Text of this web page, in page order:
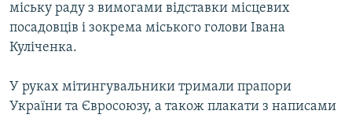
Усі сайти RFE/RL
міську раду з вимогами відставки місцевих
посадовців і зокрема міського голови Івана
Куліченка.
У руках мітингувальники тримали прапори
України та Євросоюзу, а також плакати з написами